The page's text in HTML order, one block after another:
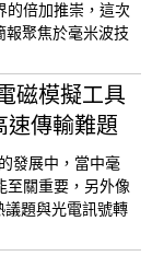
的倍加推崇，這次
報聚焦於毫米波技
磁模擬工具
速傳輸難題
發展中，當中毫
至關重要，另外像
議題與光電訊號轉